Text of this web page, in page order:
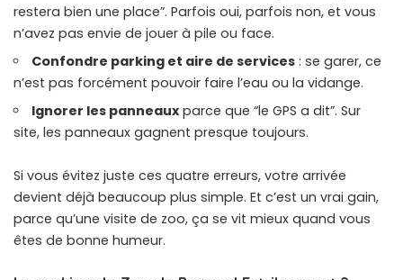
restera bien une place”. Parfois oui, parfois non, et vous
n’avez pas envie de jouer à pile ou face.
Confondre parking et aire de services : se garer, ce
n’est pas forcément pouvoir faire l’eau ou la vidange.
Ignorer les panneauxparce que “le GPS a dit”. Sur
site, les panneaux gagnent presque toujours.
Si vous évitez juste ces quatre erreurs, votre arrivée
devient déjà beaucoup plus simple. Et c’est un vrai gain,
parce qu’une visite de zoo, ça se vit mieux quand vous
êtes de bonne humeur.